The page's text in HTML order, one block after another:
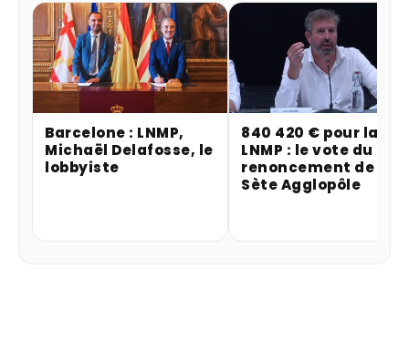
Barcelone : LNMP,
Michaël Delafosse, le
lobbyiste
840 420 € pour la
LNMP : le vote du
renoncement de
Sète Agglopôle